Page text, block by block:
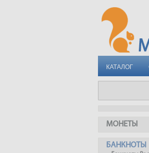
КАТАЛОГ
МОНЕТЫ
БАНКНОТЫ